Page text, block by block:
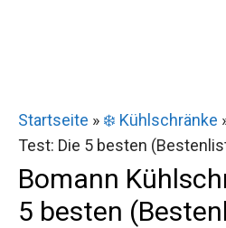
Startseite » ❄️ Kühlschränke
Test: Die 5 besten
Bomann
5 besten